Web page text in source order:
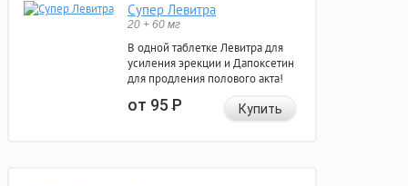
Супер Левитра
20 + 60 мг
В одной таблетке Левитра для
усиления эрекции и Дапоксетин
для продления полового акта!
от 95Р Купить